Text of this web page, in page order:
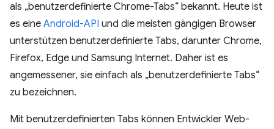
als „benutzerdefinierte Chrome-Tabs“ bekannt. Heute ist
es eine Android-API und die meisten gängigen Browser
unterstützen benutzerdefinierte Tabs, darunter Chrome,
Firefox, Edge und Samsung Internet. Daher ist es
angemessener, sie einfach als „benutzerdefinierte Tabs“
zu bezeichnen.
Mit benutzerdefinierten Tabs können Entwickler Web-